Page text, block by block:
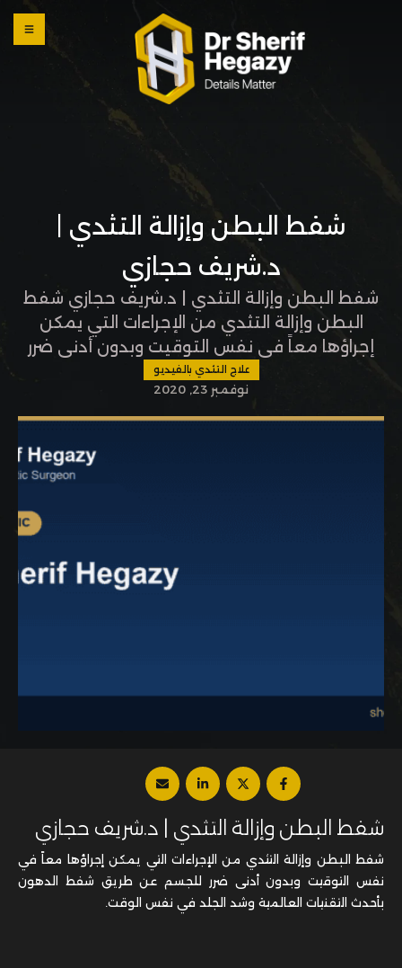
شفط البطن وإزالة التثدي |
د.شريف حجازي
شفط البطن وإزالة التثدي | د.شريف حجازي شفط
البطن وإزالة التثدي من الإجراءات التي يمكن
إجراؤها معاً في نفس التوقيت وبدون أدنى ضرر
للجسم عن طريق شفط الدهون بأحدث التقنيات
العالمية وشد الجلد في نفس الوقت. جدير بالذكر
أن أكثر من 80% من الرجال يعانوا من مشكلة
التثدي ويعتبر إجراء شفط الدهون من الحلول …
علاج التثدي بالفيديو
نوفمبر 23, 2020
شفط البطن وإزالة التثدي | د.شريف حجازي
شفط البطن وإزالة التثدي من الإجراءات التي يمكن إجراؤها معاً في
نفس التوقيت وبدون أدنى ضرر للجسم عن طريق شفط الدهون
بأحدث التقنيات العالمية وشد الجلد في نفس الوقت.